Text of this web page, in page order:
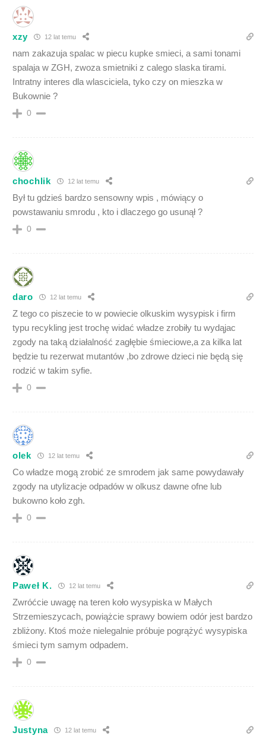
xzy 12 lat temu
nam zakazuja spalac w piecu kupke smieci, a sami tonami
spalaja w ZGH, zwoza smietniki z calego slaska tirami.
Intratny interes dla wlasciciela, tyko czy on mieszka w
Bukownie ?
0
chochlik 12 lat temu
Był tu gdzieś bardzo sensowny wpis , mówiący o
powstawaniu smrodu , kto i dlaczego go usunął ?
0
daro 12 lat temu
Z tego co piszecie to w powiecie olkuskim wysypisk i firm
typu recykling jest trochę widać władze zrobiły tu wydąjac
zgody na taką działalność zagłębie śmieciowe,a za kilka lat
będzie tu rezerwat mutantów ,bo zdrowe dzieci nie będą się
rodzić w takim syfie.
0
olek 12 lat temu
Co władze mogą zrobić ze smrodem jak same powydawały
zgody na utylizacje odpadów w olkusz dawne ofne lub
bukowno koło zgh.
0
Paweł K. 12 lat temu
Zwróćcie uwagę na teren koło wysypiska w Małych
Strzemieszycach, powiążcie sprawy bowiem odór jest bardzo
zbliżony. Ktoś może nielegalnie próbuje pogrążyć wysypiska
śmieci tym samym odpadem.
0
Justyna 12 lat temu